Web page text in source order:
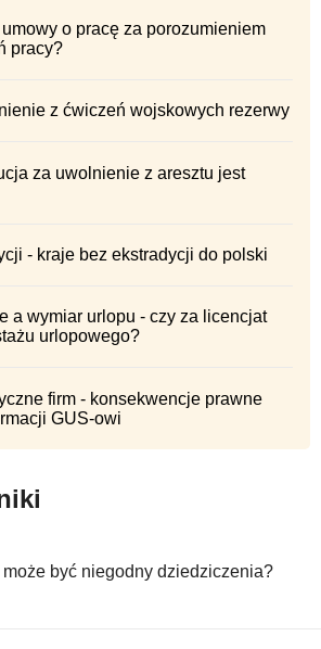
o pracę za porozumieniem
pracy?
z ćwiczeń wojskowych rezerwy
za uwolnienie z aresztu jest
- kraje bez ekstradycji do polski
a wymiar urlopu - czy za licencjat
urlopowego?
firm - konsekwencje prawne
GUS-owi
może być niegodny dziedziczenia?